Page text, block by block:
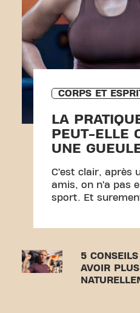
CORPS ET
LA
PEUT-ELLE
UNE
C’est clair, après
amis, on n’a pas
sport. Et
sport le
5
AVOIR